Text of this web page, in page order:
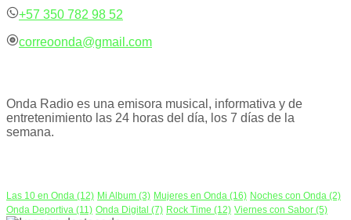
+57 350 782 98 52
correoonda@gmail.com
Onda Radio es una emisora musical, informativa y de
entretenimiento las 24 horas del día, los 7 días de la
semana.
Las 10 en Onda (12) Mi Album (3) Mujeres en Onda (16) Noches con Onda (2)
Onda Deportiva (11) Onda Digital (7) Rock Time (12) Viernes con Sabor (5)